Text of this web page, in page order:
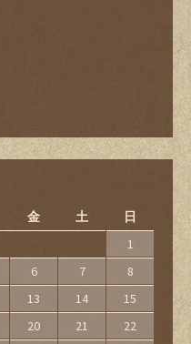
金 土 日
1
6 7
8
13 14
15
20 21
22